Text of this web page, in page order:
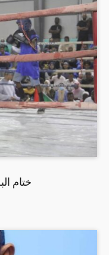
ختام